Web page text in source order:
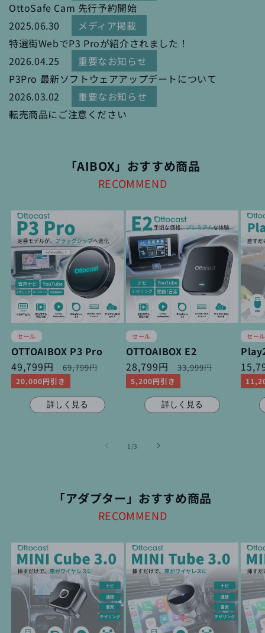
OttoSafe Cam 先行予約開始
2025.06.30
メディア掲載
特選街WebでP3 Proが紹介されました！
2026.04.25
重要なお知らせ
P3Pro 最新ソフトウェアアップデートについて
2026.03.02
重要なお知らせ
転売商品にご注意ください
「AIBOX」おすすめ商品
RECOMMEND
セール
OTTOAIBOX P3 Pro
セ
ー
ル
49,799円
通
常
価
格
69,799円
20,000円引き
詳しく見る
セール
OTTOAIBOX E2
セ
ー
ル
28,799円
通
価
格
33,999円
5,200円引き
詳しく見る
セール
セ
ー
ル
1 /の3
「アダプター」おすすめ商品
RECOMMEND